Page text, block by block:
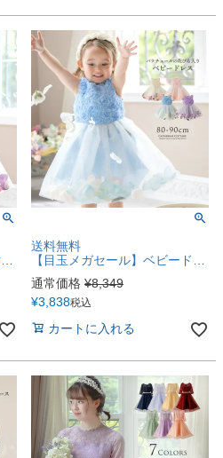
送料無料
【目玉メガセール】ベビードレス 女の子 バラチュールの花びら入りスカートベビーフォト用ベビー服 出産祝い ギフト お誕生日 女の子フォーマルドレスキッズ キャサリンコテージ TAK
通常価格 ¥8,349
¥3,838税込
カートに入れる